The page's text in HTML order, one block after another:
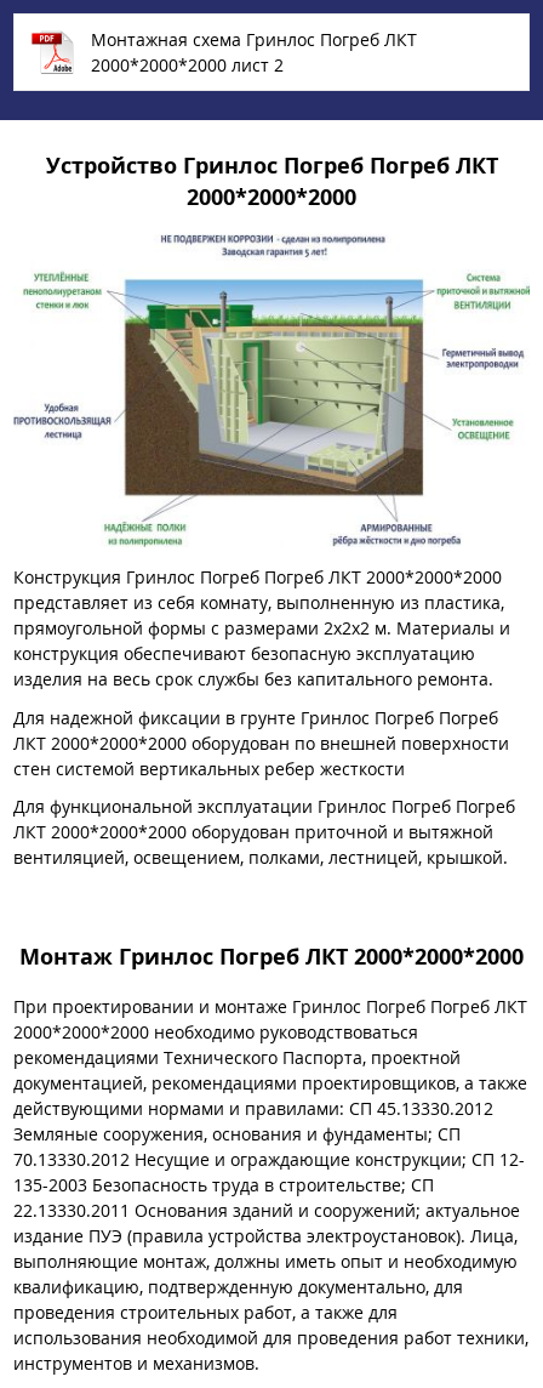
Монтажная схема Гринлос Погреб ЛКТ
2000*2000*2000 лист 2
Устройство Гринлос Погреб Погреб ЛКТ
2000*2000*2000
Конструкция Гринлос Погреб Погреб ЛКТ 2000*2000*2000
представляет из себя комнату, выполненную из пластика,
прямоугольной формы с размерами 2х2х2 м. Материалы и
конструкция обеспечивают безопасную эксплуатацию
изделия на весь срок службы без капитального ремонта.
Для надежной фиксации в грунте Гринлос Погреб Погреб
ЛКТ 2000*2000*2000 оборудован по внешней поверхности
стен системой вертикальных ребер жесткости
Для функциональной эксплуатации Гринлос Погреб Погреб
ЛКТ 2000*2000*2000 оборудован приточной и вытяжной
вентиляцией, освещением, полками, лестницей, крышкой.
Монтаж Гринлос Погреб ЛКТ 2000*2000*2000
При проектировании и монтаже Гринлос Погреб Погреб ЛКТ
2000*2000*2000 необходимо руководствоваться
рекомендациями Технического Паспорта, проектной
документацией, рекомендациями проектировщиков, а также
действующими нормами и правилами: СП 45.13330.2012
Земляные сооружения, основания и фундаменты; СП
70.13330.2012 Несущие и ограждающие конструкции; СП 12-
135-2003 Безопасность труда в строительстве; СП
22.13330.2011 Основания зданий и сооружений; актуальное
издание ПУЭ (правила устройства электроустановок). Лица,
выполняющие монтаж, должны иметь опыт и необходимую
квалификацию, подтвержденную документально, для
проведения строительных работ, а также для
использования необходимой для проведения работ техники,
инструментов и механизмов.